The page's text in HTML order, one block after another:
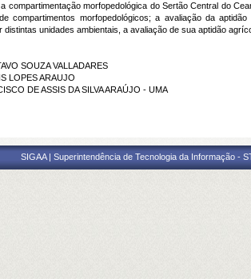
compartimentação morfopedológica do Sertão Central do
compartimentos morfopedológicos; a avaliação da
distintas unidades ambientais, a avaliação de sua aptidão
SOUZA VALLADARES
LOPES ARAUJO
DE ASSIS DA SILVA ARAÚJO - UMA
SIGAA | Superintendência de Tecnologia da Informação -